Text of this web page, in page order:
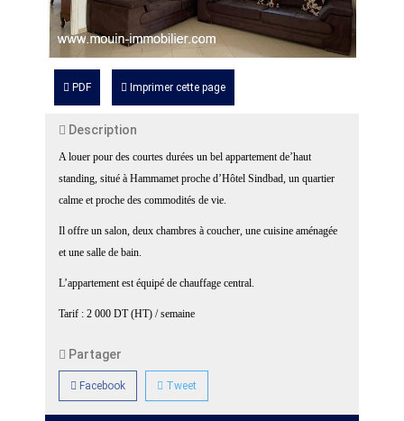
PDF Imprimer cette page
Description
A louer pour des courtes durées un bel appartement de’haut
standing, situé à Hammamet proche d’Hôtel Sindbad, un quartier
calme et proche des commodités de vie.
Il offre un salon, deux chambres à coucher, une cuisine aménagée
et une salle de bain.
L’appartement est équipé de chauffage central.
Tarif : 2 000 DT (HT) / semaine
Partager
Facebook Tweet